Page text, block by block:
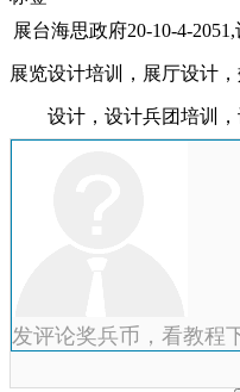
展台海思政府20-10-4-
展览设计培训，展厅设计
设计，设计兵团培训
发评论奖兵币，看教程